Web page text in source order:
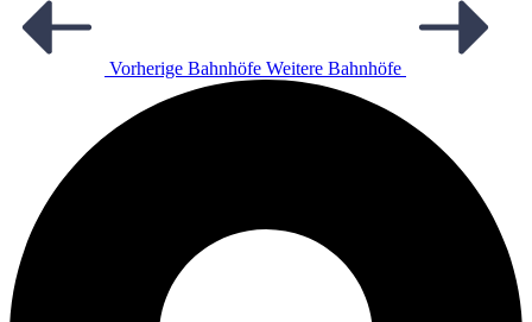
Vorherige Bahnhöfe Weitere Bahnhöfe